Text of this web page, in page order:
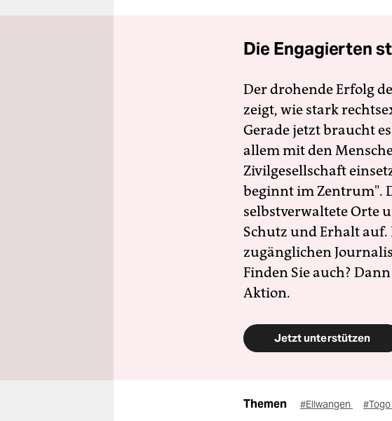
Die Engagierten
Der drohende Erfolg
zeigt, wie stark
Gerade jetzt braucht
allem mit den
Zivilgesellschaft
beginnt im Zentrum".
selbstverwaltete Orte
Schutz und Erhalt
zugänglichen
Finden Sie auch?
Aktion.
Jetzt unterstützen
Themen #Ellwangen #Togo